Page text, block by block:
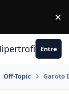
×
Entre
Off-Topic Garoto